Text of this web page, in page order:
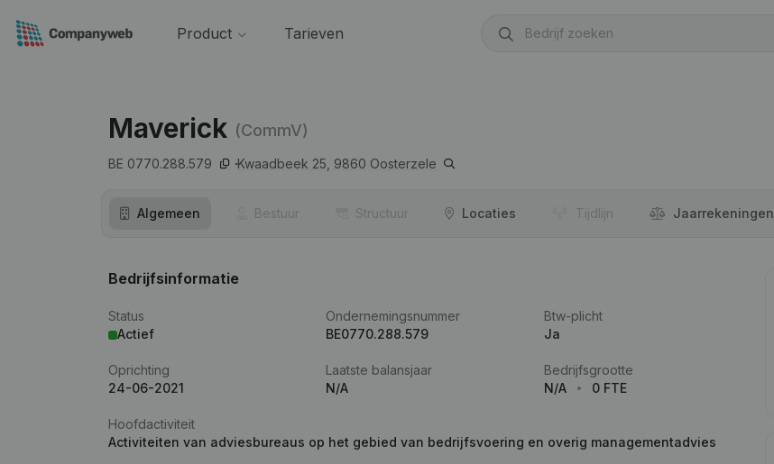
Product Tarieven
Maverick (CommV)
BE 0770.288.579 Kwaadbeek 25, 9860 Oosterzele
Algemeen Bestuur Structuur Locaties Tijdlijn Jaar­rekeningen
Bedrijfsinformatie
Status
Actief
Ondernemingsnummer
BE0770.288.579
Btw-plicht
Ja
Oprichting
24-06-2021
Laatste balansjaar
N/A
Bedrijfsgrootte
N/A
0 FTE
Hoofdactiviteit
Activiteiten van adviesbureaus op het gebied van bedrijfsvoering en overig managementadvies